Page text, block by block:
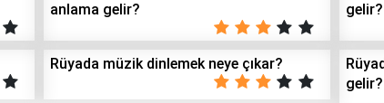
anlama gelir?
gelir?
Rüyada müzik dinlemek neye çıkar?
gelir?